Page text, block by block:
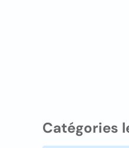
Catégories